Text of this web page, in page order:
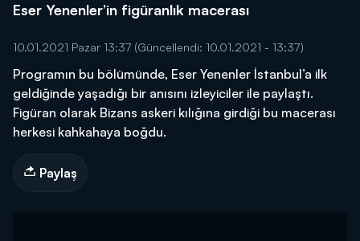
Eser Yenenler’in figüranlık macerası
10.01.2021 Pazar 13:37 (Güncellendi: 10.01.2021 - 13:37)
Programın bu bölümünde, Eser Yenenler İstanbul’a ilk
geldiğinde yaşadığı bir anısını izleyiciler ile paylaştı.
Figüran olarak Bizans askeri kılığına girdiği bu macerası
herkesi kahkahaya boğdu.
Paylaş